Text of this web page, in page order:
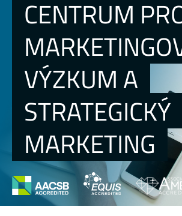
CENTRUM
VÝZKUM A
STRATEGICKÝ
MARKETING